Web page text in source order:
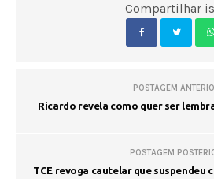
Compartilhar
POSTAGEM
Ricardo revela como quer ser
POSTAGEM
TCE revoga cautelar que suspendeu